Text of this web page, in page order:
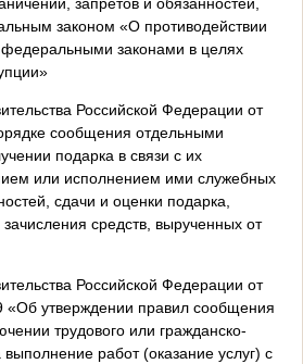
запретов и обязанностей,
законом «О противодействии
законами в целях
Российской Федерации от
сообщения отдельными
подарка в связи с их
или исполнением ими служебных
сдачи и оценки подарка,
средств, вырученных от
Российской Федерации от
«Об утверждении правил сообщения
трудового или гражданско-
выполнение работ (оказание услуг) с